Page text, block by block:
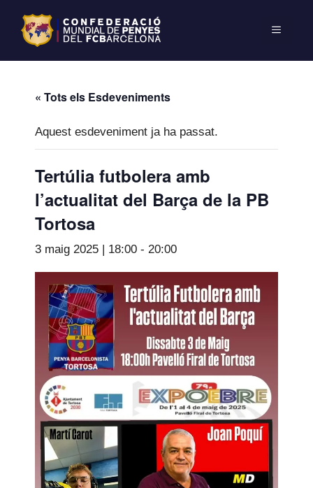
« Tots els Esdeveniments
Aquest esdeveniment ja ha passat.
Tertúlia futbolera amb
l’actualitat del Barça de la PB
Tortosa
3 maig 2025 | 18:00 - 20:00